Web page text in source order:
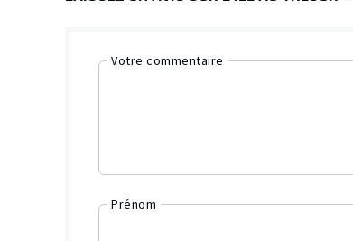
Votre commentaire
Prénom